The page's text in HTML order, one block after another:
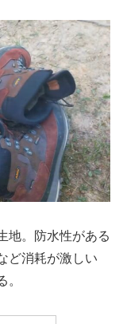
地。防水性がある
ど消耗が激しい
。